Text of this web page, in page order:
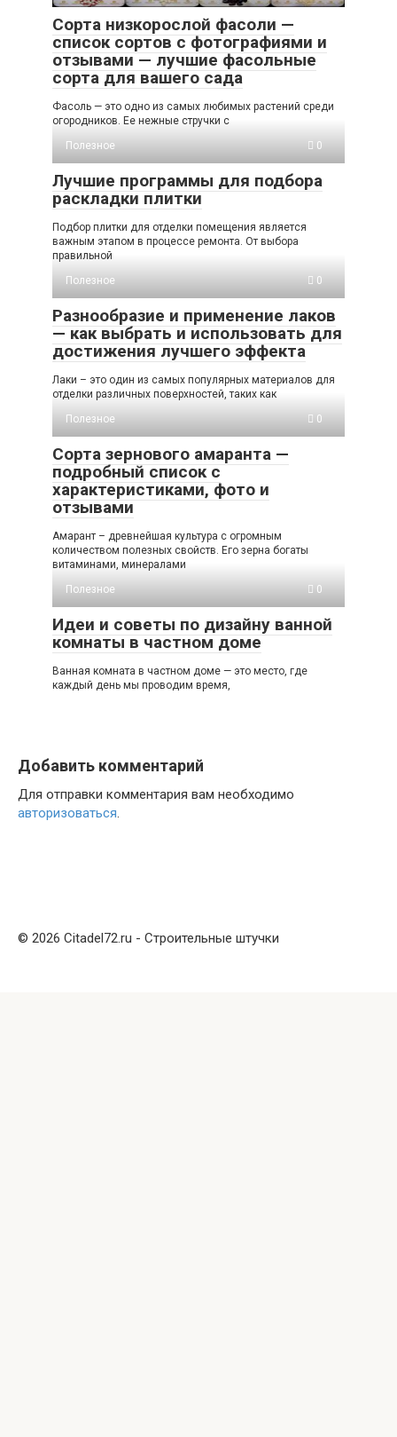
Сорта низкорослой фасоли —
список сортов с фотографиями и
отзывами — лучшие фасольные
сорта для вашего сада
Фасоль — это одно из самых любимых растений среди
огородников. Ее нежные стручки с
Полезное
0
Лучшие программы для подбора
раскладки плитки
Подбор плитки для отделки помещения является
важным этапом в процессе ремонта. От выбора
правильной
Полезное
0
Разнообразие и применение лаков
— как выбрать и использовать для
достижения лучшего эффекта
Лаки – это один из самых популярных материалов для
отделки различных поверхностей, таких как
Полезное
0
Сорта зернового амаранта —
подробный список с
характеристиками, фото и
отзывами
Амарант – древнейшая культура с огромным
количеством полезных свойств. Его зерна богаты
витаминами, минералами
Полезное
0
Идеи и советы по дизайну ванной
комнаты в частном доме
Ванная комната в частном доме — это место, где
каждый день мы проводим время,
Добавить комментарий
Для отправки комментария вам необходимо
авторизоваться.
© 2026 Citadel72.ru - Строительные штучки